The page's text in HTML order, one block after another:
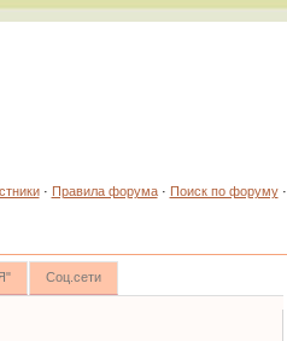
· Правила форума· Поиск по форуму·
Соц.сети